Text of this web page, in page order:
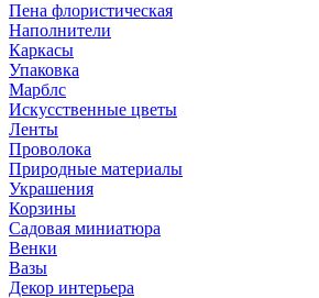
Пена флористическая
Наполнители
Каркасы
Упаковка
Марблс
Искусственные цветы
Ленты
Проволока
Природные материалы
Украшения
Корзины
Садовая миниатюра
Венки
Вазы
Декор интерьера